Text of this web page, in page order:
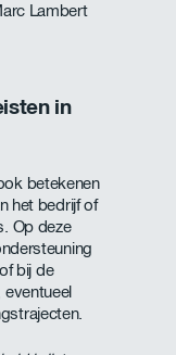
Lambert
in
betekenen
het bedrijf of
Op deze
bij de